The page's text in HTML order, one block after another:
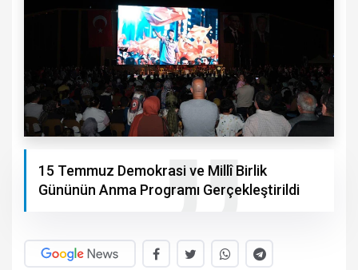
15 Temmuz Demokrasi ve Millî Birlik
Gününün Anma Programı Gerçekleştirildi